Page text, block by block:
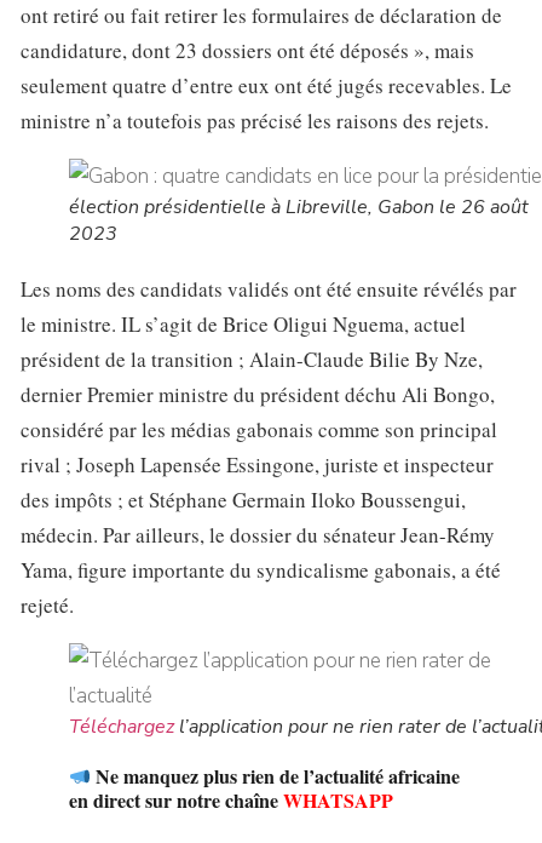
ont retiré ou fait retirer les formulaires de déclaration de
candidature, dont 23 dossiers ont été déposés », mais
seulement quatre d’entre eux ont été jugés recevables. Le
ministre n’a toutefois pas précisé les raisons des rejets.
élection présidentielle à Libreville, Gabon le 26 août
2023
Les noms des candidats validés ont été ensuite révélés par
le ministre. IL s’agit de Brice Oligui Nguema, actuel
président de la transition ; Alain-Claude Bilie By Nze,
dernier Premier ministre du président déchu Ali Bongo,
considéré par les médias gabonais comme son principal
rival ; Joseph Lapensée Essingone, juriste et inspecteur
des impôts ; et Stéphane Germain Iloko Boussengui,
médecin. Par ailleurs, le dossier du sénateur Jean-Rémy
Yama, figure importante du syndicalisme gabonais, a été
rejeté.
Téléchargezl’application pour ne rien rater de
Ne manquez plus rien de l’actualité africaine
en direct sur notre chaîneWHATSAPP